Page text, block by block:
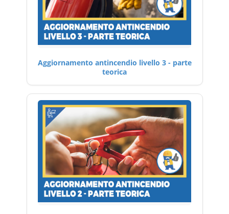
Aggiornamento antincendio livello 3 - parte
teorica